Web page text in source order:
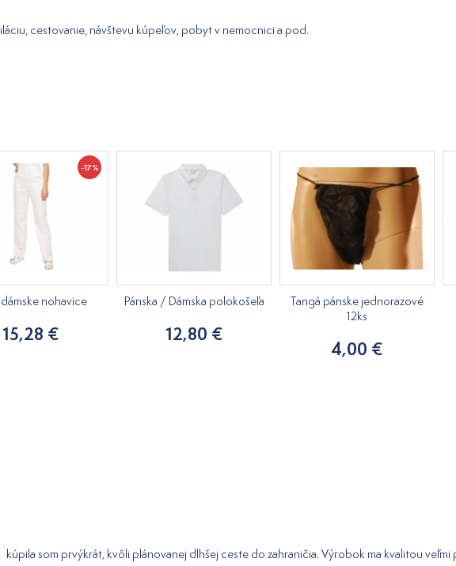
cestovanie, návštevu kúpeľov, pobyt v nemocnici a pod.
-17%
nohavice
15,28 €
Pánska / Dámska polokošeľa
12,80 €
Tangá pánske jednorazové
12ks
4,00 €
kúpila som prvýkrát, kvôli plánovanej dlhšej ceste do zahraničia. Výrobok ma kvalitou